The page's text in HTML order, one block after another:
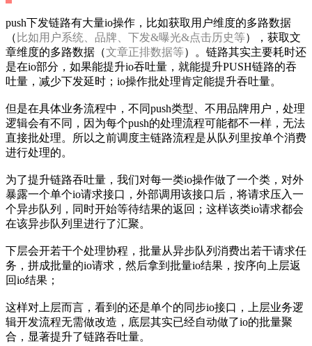
push下发链路有大量io操作，比如获取用户维度的多路数据
（ 比如用户系统、品牌、下发&曝光&点击历史等），获取文
章维度的多路数据（文章正排数据等）。链路其实主要耗时还
是在io部分，如果能提升io吞吐量，就能提升PUSH链路的吞
吐量，减少下发延时；io操作批处理肯定能提升吞吐量。
但是在具体业务流程中，不同push类型、不用品牌用户，处理
逻辑会有不同，因为每个push的处理流程可能都不一样，无法
直接批处理。所以之前调度主链路流程是从队列里按单个消费
进行处理的。
为了提升链路吞吐量，我们对每一类io操作做了一个类，对外
暴露一个单个io请求接口，外部调用该接口后，将请求压入一
个异步队列，同时开始等待结果的返回；这样该类io请求都会
在该异步队列里进行了汇聚。
下层会开若干个处理协程，批量从异步队列消费出若干请求任
务，拼成批量的io请求，然后拿到批量io结果，按序向上层返
回io结果；
这样对上层而言，看到的还是单个的同步io接口，上层业务逻
辑开发流程无需做改造，底层其实已经自动做了io的批量聚
合，显著提升了链路吞吐量。